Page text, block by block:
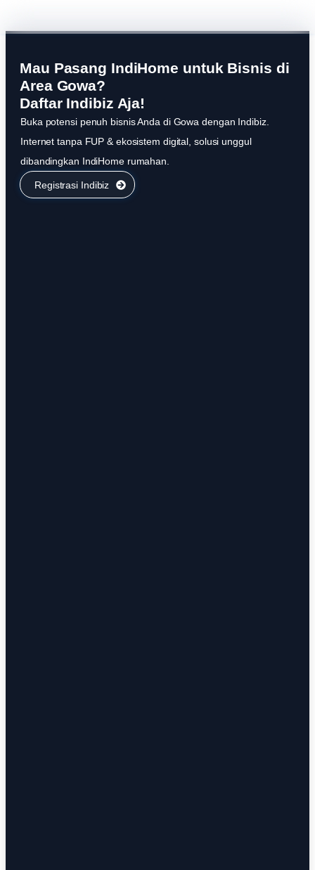
Mau Pasang IndiHome untuk Bisnis di
Area Gowa?
Daftar Indibiz Aja!
Buka potensi penuh bisnis Anda di Gowa dengan Indibiz.
Internet tanpa FUP & ekosistem digital, solusi unggul
dibandingkan IndiHome rumahan.
Registrasi Indibiz